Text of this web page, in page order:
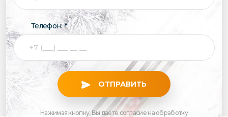
Телефон: *
ОТПРАВИТЬ
Нажимая кнопку, Вы даете согласие на обработку